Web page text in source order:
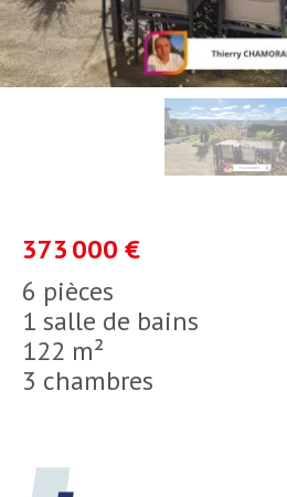
6 pièces
1 salle de bains
122 m²
3 chambres
373 000 €